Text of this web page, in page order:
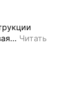
… Читать